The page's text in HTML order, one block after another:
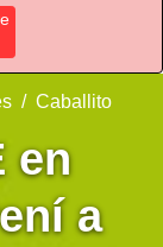
Caballito
en
a